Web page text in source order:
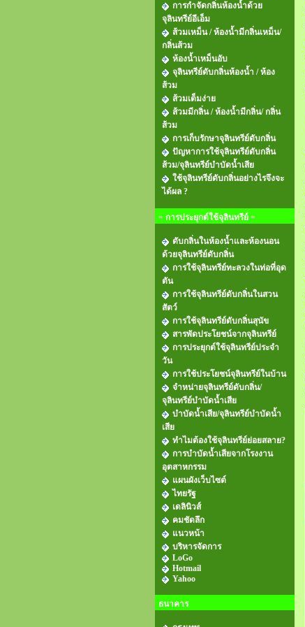
การกำจัดกลิ่นห้องน้ำด้วย
จุลินทรีย์อีเอ็ม
ส้วมเหม็น / ห้องน้ำมีกลิ่นเหม็น/
กลิ่นส้วม
ห้องน้ำเหม็นอับ
จุลินทรีย์ดับกลิ่นห้องน้ำ / ห้อง
ส้วม
ส้วมเต็มง่าย
ส้วมมีกลิ่น / ห้องน้ำมีกลิ่น/ กลิ่น
ส้วม
การเก็บรักษาจุลินทรีย์ดับกลิ่น
ปัญหาการใช้จุลินทรีย์ดับกลิ่น
ส้วม/จุลินทรีย์บำบัดน้ำเสีย
ใช้จุลินทรีย์ดับกลิ่นอย่างไรจึงจะ
ได้ผล ?
= การประยุกต์ใช้จุลินทรีย์ =
ดับกลิ่นในห้องน้ำและห้องนอน
ด้วยจุลินทรีย์ดับกลิ่น
การใช้จุลินทรีย์ทะลวงในท่อที่อุด
ตัน
การใช้จุลินทรีย์ดับกลิ่นในสวน
สัตว์
การใช้จุลินทรีย์ดับกลิ่นสุนัข
สารพัดประโยชน์จากจุลินทรีย์
การประยุกต์ใช้จุลินทรีย์ประจำ
วัน
การใช้ประโยชน์จุลินทรีย์ในบ้าน
จำหน่ายจุลินทรีย์ดับกลิ่น/
จุลินทรีย์บำบัดน้ำเสีย
บำบัดน้ำเสีย/จุลินทรีย์บำบัดน้ำ
เสีย
ทำไมต้องใช้จุลินทรีย์ย่อยสลาย?
การบำบัดน้ำเสียจากโรงงาน
อุตสาหกรรม
แผนผังเว็บไซต์
ไทยรัฐ
เดลินิวส์
คมชัดลึก
แนวหน้า
บริหารจัดการ
LoGo
Hotmail
Yahoo
ธนาคาร